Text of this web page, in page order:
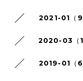
2021-01（9
2020-03（1
2019-01（6